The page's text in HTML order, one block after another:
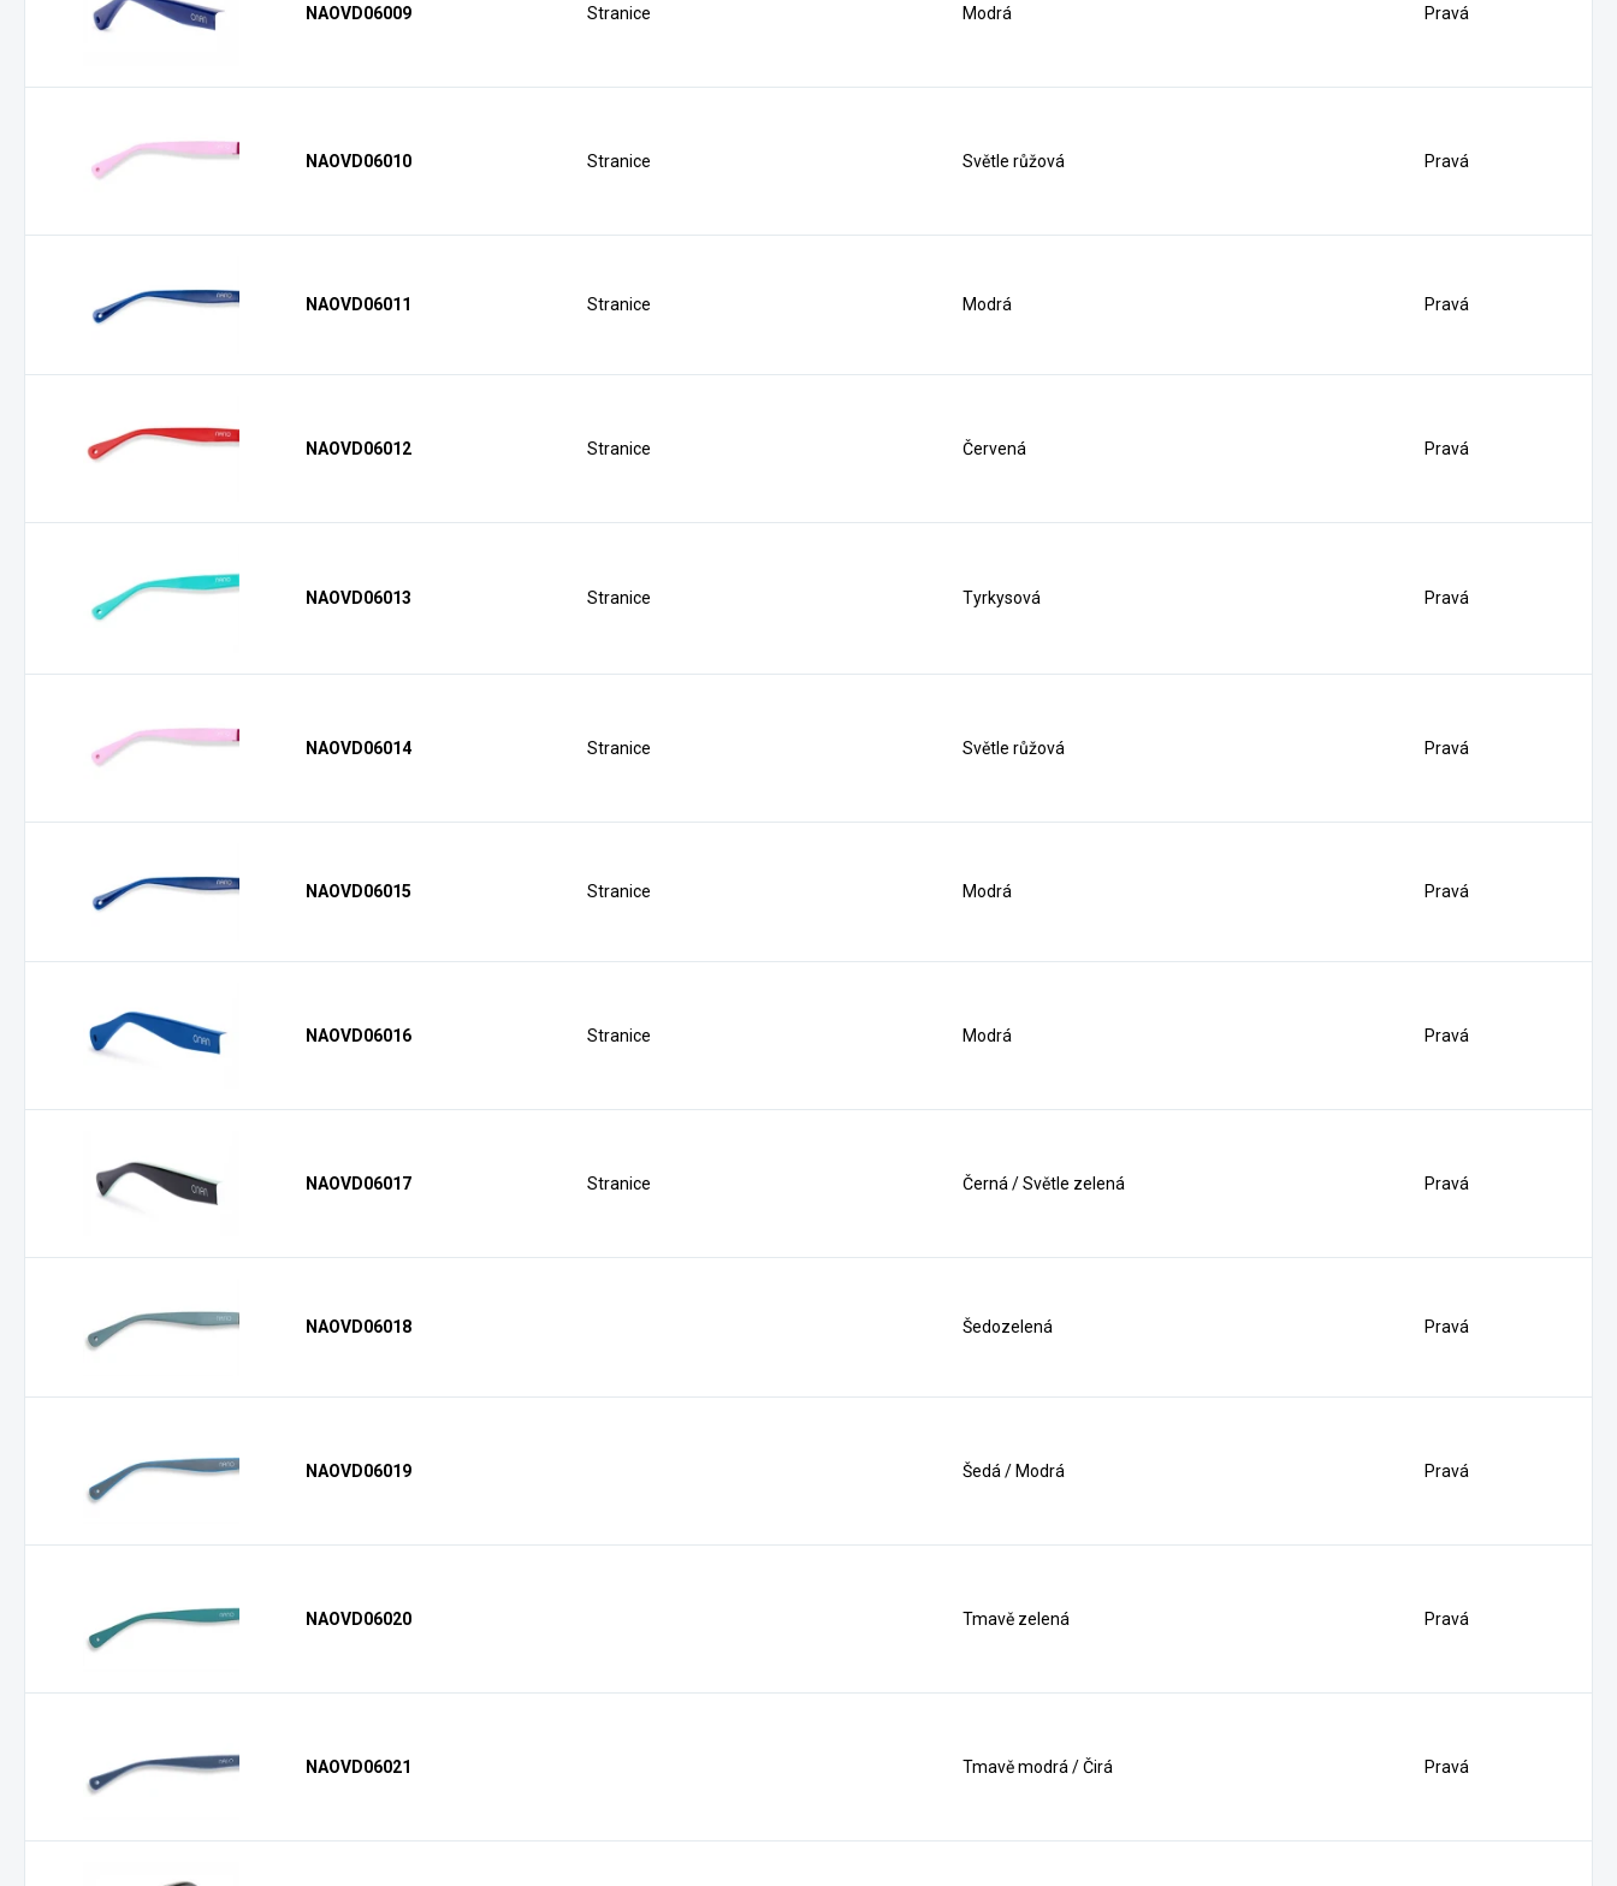
NAOVD06009 Stranice Modrá Pravá
NAOVD06010 Stranice Světle růžová Pravá
NAOVD06011 Stranice Modrá Pravá
NAOVD06012 Stranice Červená Pravá
NAOVD06013 Stranice Tyrkysová Pravá
NAOVD06014 Stranice Světle růžová Pravá
NAOVD06015 Stranice Modrá Pravá
NAOVD06016 Stranice Modrá Pravá
NAOVD06017 Stranice Černá / Světle zelená Pravá
NAOVD06018 Šedozelená Pravá
NAOVD06019 Šedá / Modrá Pravá
NAOVD06020 Tmavě zelená Pravá
NAOVD06021 Tmavě modrá / Čirá Pravá